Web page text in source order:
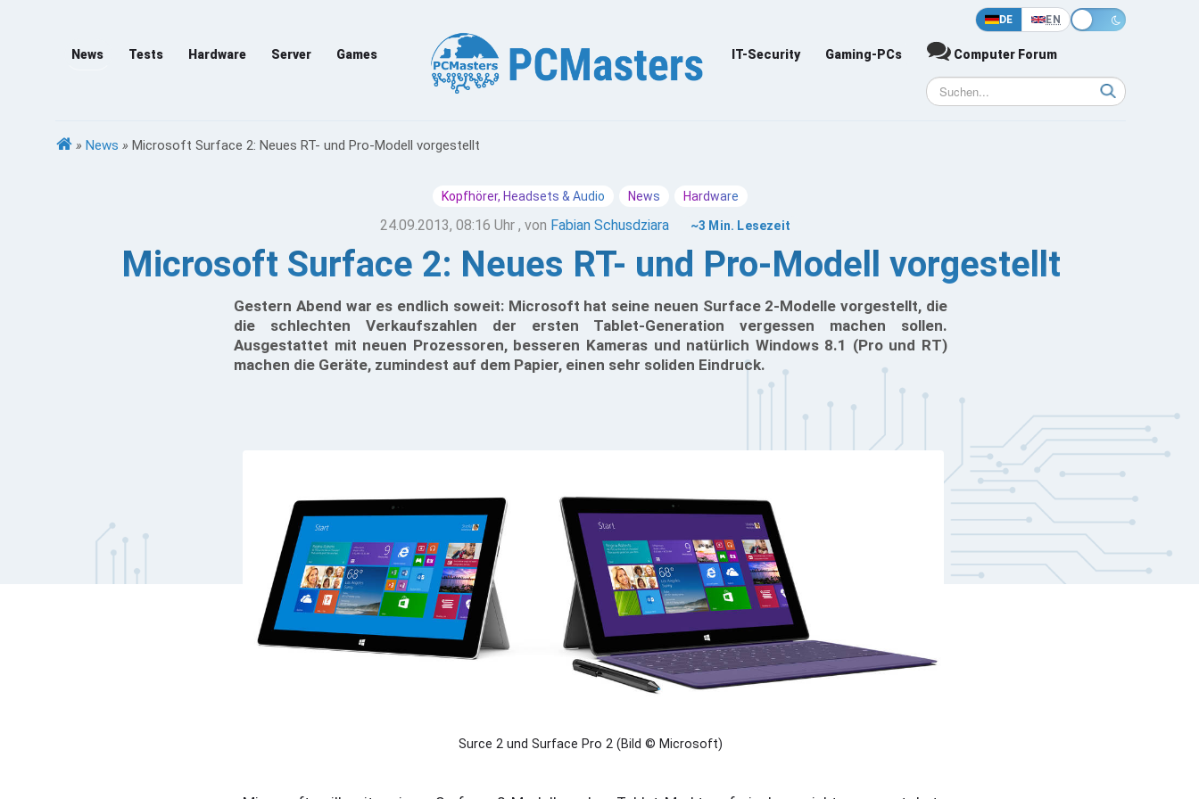
DE EN
News Tests Hardware Server Games IT-Security Gaming-PCs Computer Forum
» News » Microsoft Surface 2: Neues RT- und Pro-Modell vorgestellt
Kopfhörer, Headsets & Audio News Hardware
24.09.2013, 08:16 Uhr , von Fabian Schusdziara ~3 Min. Lesezeit
Microsoft Surface 2: Neues RT- und Pro-Modell vorgestellt
Gestern Abend war es endlich soweit: Microsoft hat seine neuen Surface 2-Modelle vorgestellt, die
die schlechten Verkaufszahlen der ersten Tablet-Generation vergessen machen sollen.
Ausgestattet mit neuen Prozessoren, besseren Kameras und natürlich Windows 8.1 (Pro und RT)
machen die Geräte, zumindest auf dem Papier, einen sehr soliden Eindruck.
Surce 2 und Surface Pro 2 (Bild © Microsoft)